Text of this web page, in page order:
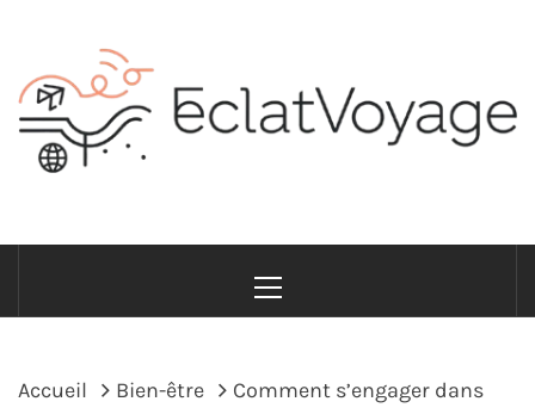
contenu
ECLATVOYAGE
Voyage avec style et sens
principal
Accueil Bien-être
Comment s’engager dans